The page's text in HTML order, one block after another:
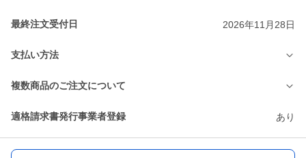
最終注文受付日 2026年11月28日
支払い方法
複数商品のご注文について
適格請求書発行事業者登録 あり